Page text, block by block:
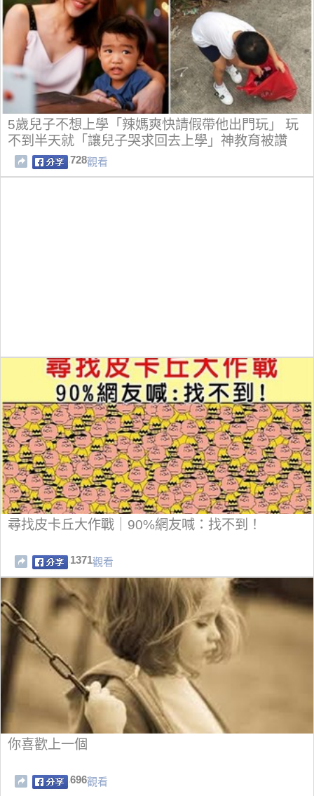
5歲兒子不想上學「辣媽爽快請假帶他出門玩」 玩
不到半天就「讓兒子哭求回去上學」神教育被讚
翻！
728觀看
尋找皮卡丘大作戰｜90%網友喊：找不到！
1371觀看
你喜歡上一個
696觀看